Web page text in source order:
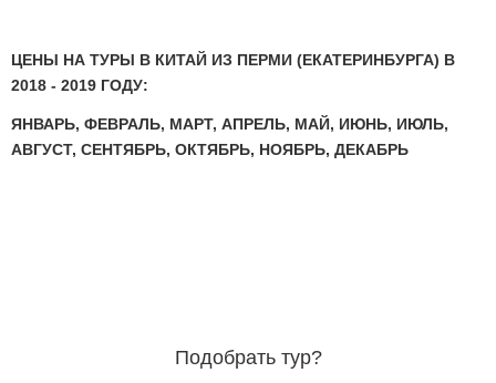
ЦЕНЫ НА ТУРЫ В КИТАЙ ИЗ ПЕРМИ (ЕКАТЕРИНБУРГА) В
2018 - 2019 ГОДУ:
ЯНВАРЬ, ФЕВРАЛЬ, МАРТ, АПРЕЛЬ, МАЙ, ИЮНЬ, ИЮЛЬ,
АВГУСТ, СЕНТЯБРЬ, ОКТЯБРЬ, НОЯБРЬ, ДЕКАБРЬ
Подобрать тур?